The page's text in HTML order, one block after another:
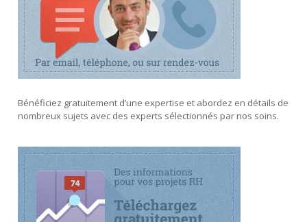
Bénéficiez gratuitement d’une expertise et abordez en détails de
nombreux sujets avec des experts sélectionnés par nos soins.